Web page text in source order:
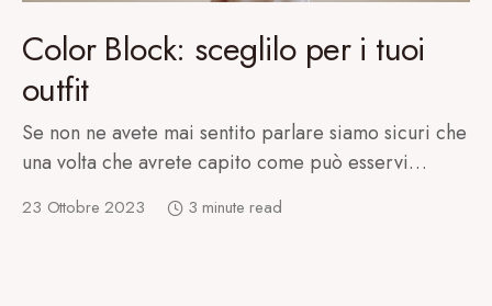
Color Block: sceglilo per i tuoi
outfit
Se non ne avete mai sentito parlare siamo sicuri che
una volta che avrete capito come può esservi…
23 Ottobre 2023 3 minute read